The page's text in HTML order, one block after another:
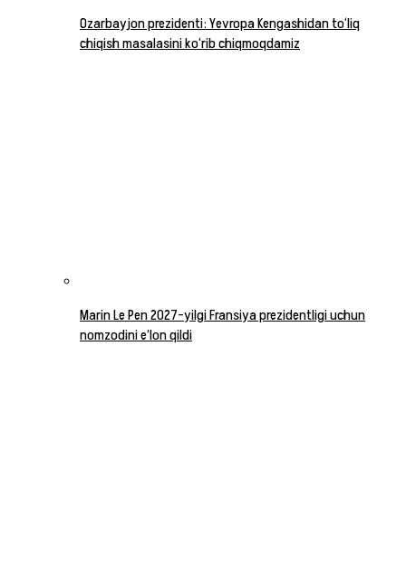
Ozarbayjon prezidenti: Yevropa Kengashidan to‘liq
chiqish masalasini ko‘rib chiqmoqdamiz
Marin Le Pen 2027-yilgi Fransiya prezidentligi uchun
nomzodini e’lon qildi